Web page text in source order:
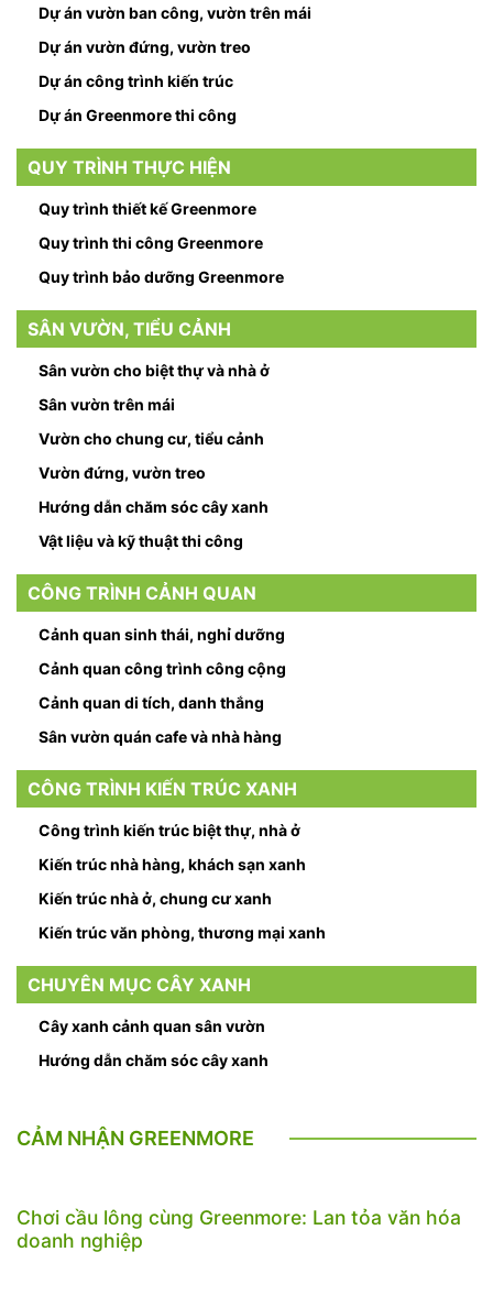
Dự án vườn ban công, vườn trên mái
Dự án vườn đứng, vườn treo
Dự án công trình kiến trúc
Dự án Greenmore thi công
QUY TRÌNH THỰC HIỆN
Quy trình thiết kế Greenmore
Quy trình thi công Greenmore
Quy trình bảo dưỡng Greenmore
SÂN VƯỜN, TIỂU CẢNH
Sân vườn cho biệt thự và nhà ở
Sân vườn trên mái
Vườn cho chung cư, tiểu cảnh
Vườn đứng, vườn treo
Hướng dẫn chăm sóc cây xanh
Vật liệu và kỹ thuật thi công
CÔNG TRÌNH CẢNH QUAN
Cảnh quan sinh thái, nghỉ dưỡng
Cảnh quan công trình công cộng
Cảnh quan di tích, danh thắng
Sân vườn quán cafe và nhà hàng
CÔNG TRÌNH KIẾN TRÚC XANH
Công trình kiến trúc biệt thự, nhà ở
Kiến trúc nhà hàng, khách sạn xanh
Kiến trúc nhà ở, chung cư xanh
Kiến trúc văn phòng, thương mại xanh
CHUYÊN MỤC CÂY XANH
Cây xanh cảnh quan sân vườn
Hướng dẫn chăm sóc cây xanh
CẢM NHẬN GREENMORE
Chơi cầu lông cùng Greenmore: Lan tỏa văn hóa
doanh nghiệp